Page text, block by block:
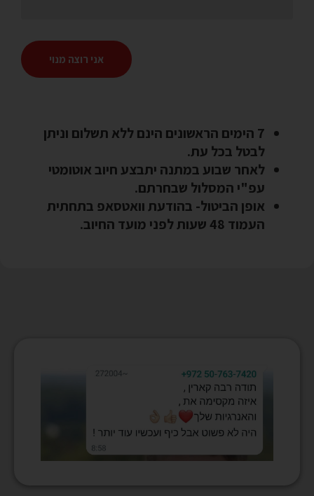
אני רוצה מנוי
7 הימים הראשונים הינם ללא תשלום וניתן
לבטל בכל עת.
לאחר שבוע במתנה יתבצע חיוב אוטומטי
עפ"י המסלול שבחרתם.
אופן הביטול- בהודעת וואטסאפ בתחתית
העמוד 48 שעות לפני מועד החיוב.